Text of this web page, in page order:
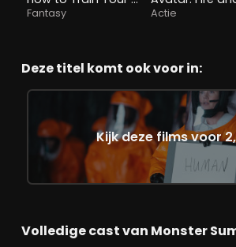
Fantasy Actie
Deze titel komt ook voor in:
Kijk deze films voor
Volledige cast van Monster